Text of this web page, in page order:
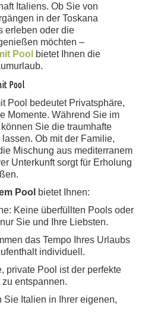
Italiens. Ob Sie von
in der Toskana
erleben oder die
möchten –
Pool
bietet Ihnen die
Pool
Pool bedeutet Privatsphäre,
Momente. Während Sie im
Sie die traumhafte
Ob mit der Familie,
Mischung aus mediterranem
Unterkunft sorgt für Erholung
Pool bietet Ihnen:
Keine überfüllten Pools oder
Sie und Ihre Liebsten.
das Tempo Ihres Urlaubs
individuell.
private Pool ist der perfekte
entspannen.
Sie Italien in Ihrer eigenen,